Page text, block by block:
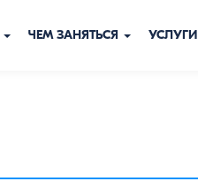
ЧЕМ ЗАНЯТЬСЯ УСЛУГИ